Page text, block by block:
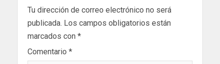
Tu dirección de correo electrónico no será
publicada. Los campos obligatorios están
marcados con *
Comentario *